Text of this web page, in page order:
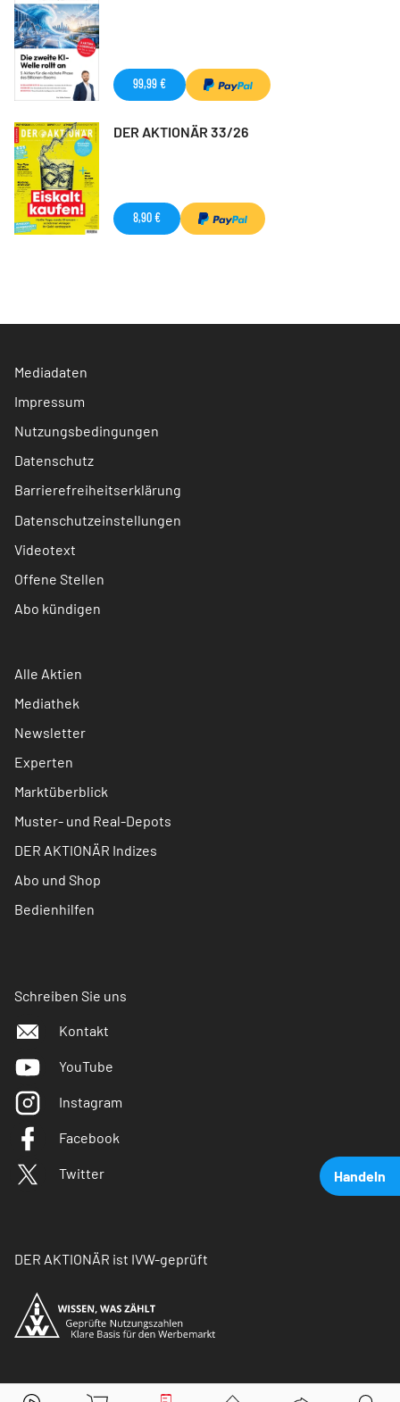
Handeln
99,99 €
DER AKTIONÄR 33/26
8,90 €
Mediadaten
Impressum
Nutzungsbedingungen
Datenschutz
Barrierefreiheitserklärung
Datenschutzeinstellungen
Videotext
Offene Stellen
Abo kündigen
Alle Aktien
Mediathek
Newsletter
Experten
Marktüberblick
Muster- und Real-Depots
DER AKTIONÄR Indizes
Abo und Shop
Bedienhilfen
Schreiben Sie uns
Kontakt
YouTube
Instagram
Facebook
Twitter
DER AKTIONÄR ist IVW-geprüft